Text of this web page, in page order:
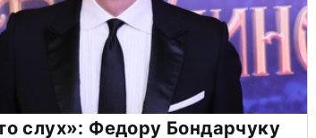
слух»: Федору Бондарчуку